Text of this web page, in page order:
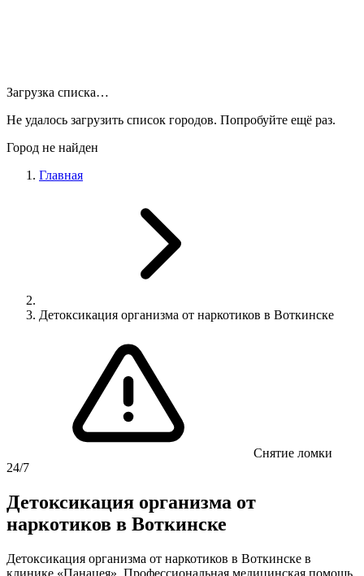
Загрузка списка…
Не удалось загрузить список городов. Попробуйте ещё раз.
Город не найден
Главная
Детоксикация организма от наркотиков в Воткинске
Снятие ломки
24/7
Детоксикация организма от
наркотиков в Воткинске
Детоксикация организма от наркотиков в Воткинске в
клинике «Панацея». Профессиональная медицинская помощь